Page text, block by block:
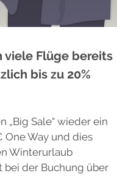
viele Flüge bereits
bis zu 20%
Sale“ wieder ein
One Way und dies
Winterurlaub
bei der Buchung über